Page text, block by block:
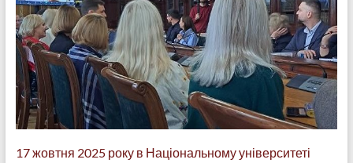
17 жовтня 2025 року в Національному університеті